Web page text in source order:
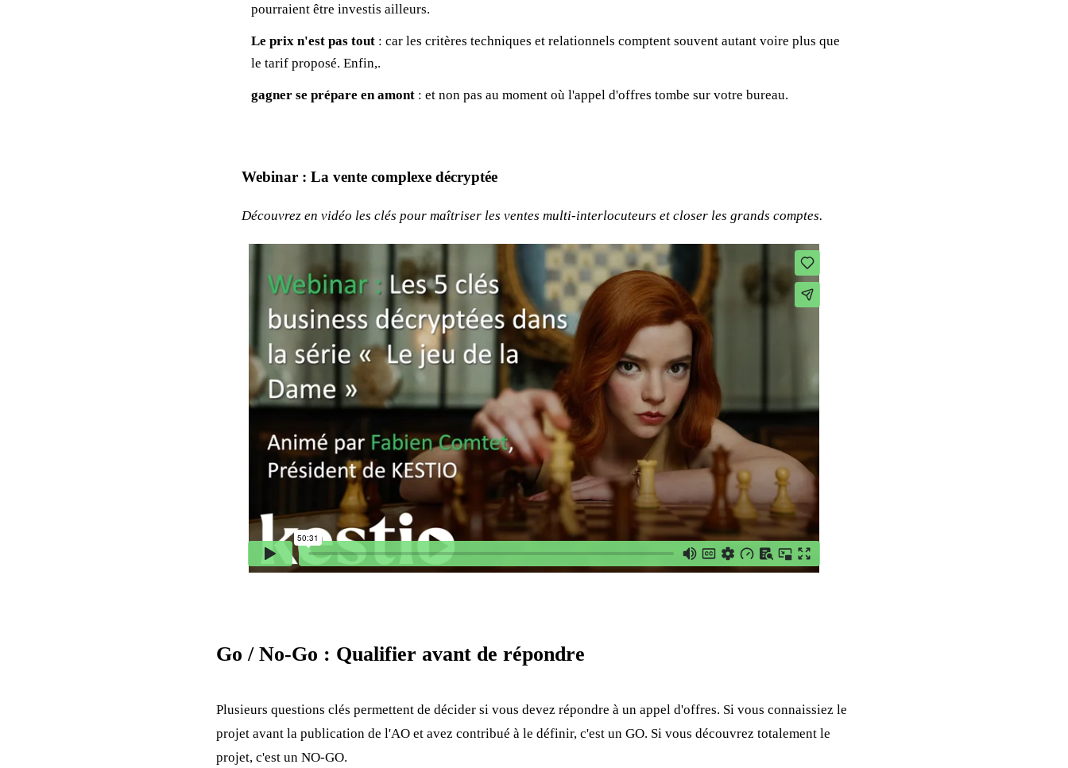
pourraient être investis ailleurs.
Le prix n'est pas tout : car les critères techniques et relationnels comptent souvent autant voire plus que
le tarif proposé. Enfin,.
gagner se prépare en amont : et non pas au moment où l'appel d'offres tombe sur votre bureau.
Webinar : La vente complexe décryptée
Découvrez en vidéo les clés pour maîtriser les ventes multi-interlocuteurs et closer les grands comptes.
Go / No-Go : Qualifier avant de répondre
Plusieurs questions clés permettent de décider si vous devez répondre à un appel d'offres. Si vous connaissiez le
projet avant la publication de l'AO et avez contribué à le définir, c'est un GO. Si vous découvrez totalement le
projet, c'est un NO-GO.